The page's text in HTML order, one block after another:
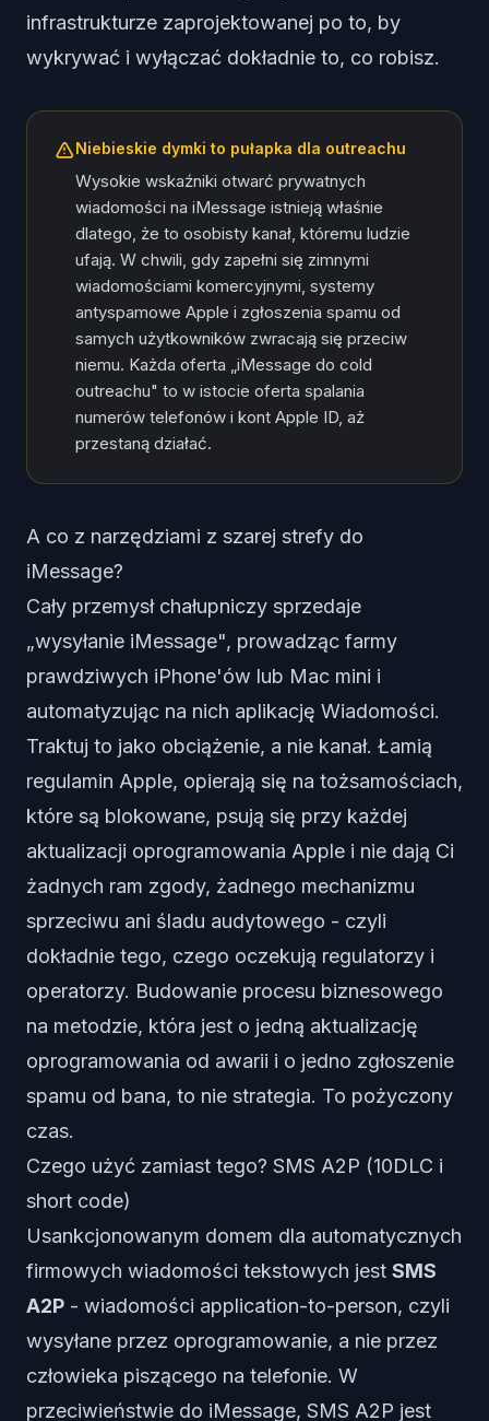
infrastrukturze zaprojektowanej po to, by
wykrywać i wyłączać dokładnie to, co robisz.
Niebieskie dymki to pułapka dla outreachu
Wysokie wskaźniki otwarć prywatnych
wiadomości na iMessage istnieją właśnie
dlatego, że to osobisty kanał, któremu ludzie
ufają. W chwili, gdy zapełni się zimnymi
wiadomościami komercyjnymi, systemy
antyspamowe Apple i zgłoszenia spamu od
samych użytkowników zwracają się przeciw
niemu. Każda oferta „iMessage do cold
outreachu" to w istocie oferta spalania
numerów telefonów i kont Apple ID, aż
przestaną działać.
A co z narzędziami z szarej strefy do
iMessage?
Cały przemysł chałupniczy sprzedaje
„wysyłanie iMessage", prowadząc farmy
prawdziwych iPhone'ów lub Mac mini i
automatyzując na nich aplikację Wiadomości.
Traktuj to jako obciążenie, a nie kanał. Łamią
regulamin Apple, opierają się na tożsamościach,
które są blokowane, psują się przy każdej
aktualizacji oprogramowania Apple i nie dają Ci
żadnych ram zgody, żadnego mechanizmu
sprzeciwu ani śladu audytowego - czyli
dokładnie tego, czego oczekują regulatorzy i
operatorzy. Budowanie procesu biznesowego
na metodzie, która jest o jedną aktualizację
oprogramowania od awarii i o jedno zgłoszenie
spamu od bana, to nie strategia. To pożyczony
czas.
Czego użyć zamiast tego? SMS A2P (10DLC i
short code)
Usankcjonowanym domem dla automatycznych
firmowych wiadomości tekstowych jest SMS
A2P - wiadomości application-to-person, czyli
wysyłane przez oprogramowanie, a nie przez
człowieka piszącego na telefonie. W
przeciwieństwie do iMessage, SMS A2P jest